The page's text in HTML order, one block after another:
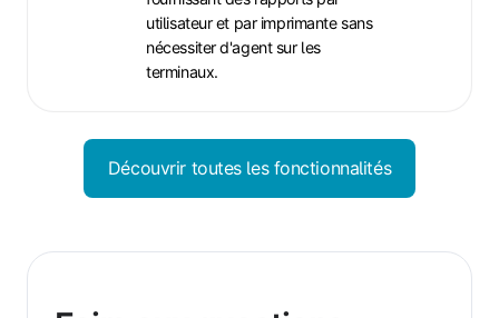
utilisateur et par imprimante sans
nécessiter d'agent sur les
terminaux.
Découvrir toutes les fonctionnalités